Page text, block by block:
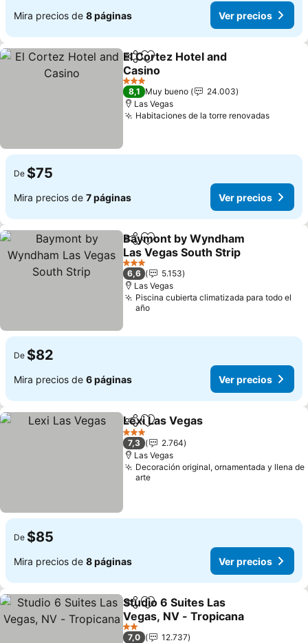
Mira precios de 8 páginas Ver precios
CompartirAgregar a favoritos
El Cortez Hotel and
Casino
Ver precios
3 Estrellas
8,1 Muy bueno
24.003
Las Vegas
Habitaciones de la torre renovadasVer
De $75
Mira precios de 7 páginas Ver precios
CompartirAgregar a favoritos
Baymont by Wyndham
Las Vegas South Strip
Ver precios
3 Estrellas
6,6
5.153
Las Vegas
Piscina cubierta climatizada para todo el
año
De $82
Mira precios de 6 páginas Ver precios
CompartirAgregar a favoritos
Lexi Las Vegas
3 Estrellas
7,3
2.764
Las Vegas
Decoración original, ornamentada y llena de
arte
De $85
Mira precios de 8 páginas Ver precios
CompartirAgregar a favoritos
Studio 6 Suites Las
Vegas, NV - Tropicana
Ver precios
2 Estrellas
7,0
12.737